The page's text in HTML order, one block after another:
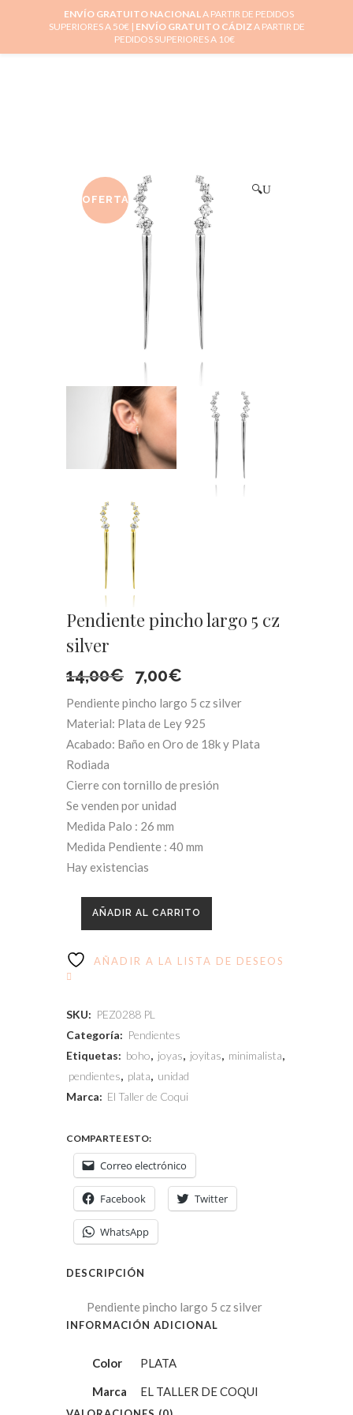
OFERTA
🔍
Pendiente pincho largo 5 cz
silver
14,00€ El
precio
original
era:
14,00€.
7,00€
precio
actual
es:
Pendiente pincho largo 5 cz silver
Material: Plata de Ley 925
Acabado: Baño en Oro de 18k y Plata
Rodiada
Cierre con tornillo de presión
Se venden por unidad
Medida Palo : 26 mm
Medida Pendiente : 40 mm
Hay existencias
AÑADIR AL CARRITO
AÑADIR A LA LISTA DE DESEOS
SKU: PEZ0288 PL
Categoría: Pendientes
Etiquetas: boho, joyas, joyitas, minimalista,
pendientes, plata, unidad
Marca: El Taller de Coqui
COMPARTE ESTO:
Correo electrónico
Facebook Twitter
WhatsApp
DESCRIPCIÓN
Pendiente pincho largo 5 cz silver
INFORMACIÓN ADICIONAL
Color
PLATA
Marca
EL TALLER DE COQUI
ENVÍO GRATUITO NACIONALA PARTIR DE PEDIDOS
SUPERIORES A 50€ | ENVÍO GRATUITO CÁDIZA PARTIR DE
PEDIDOS SUPERIORES A 10€